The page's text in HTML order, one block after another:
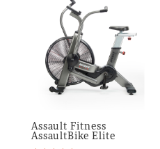
Assault Fitness
AssaultBike Elite